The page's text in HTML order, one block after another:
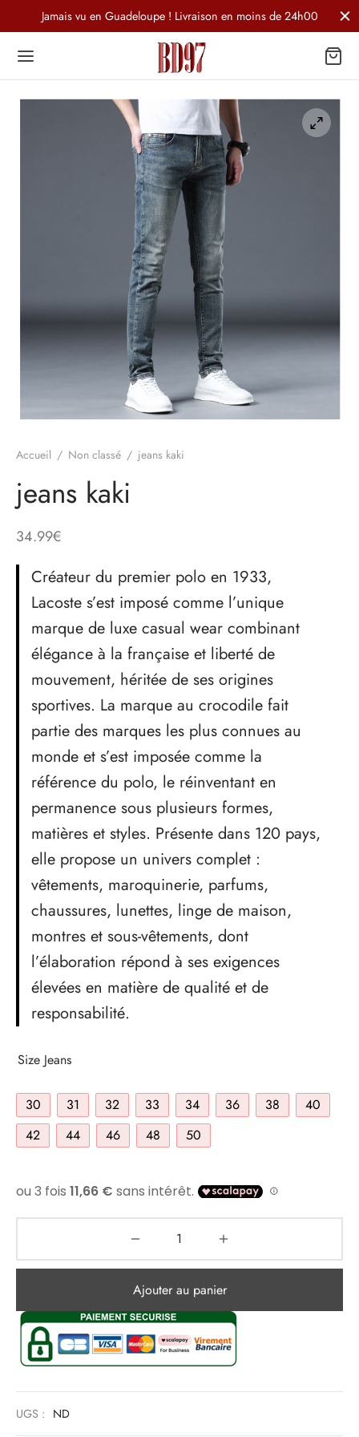
Jamais vu en Guadeloupe ! Livraison en moins de 24h00
Accueil / Non classé / jeans kaki
jeans kaki
34.99€
Créateur du premier polo en 1933,
Lacoste s’est imposé comme l’unique
marque de luxe casual wear combinant
élégance à la française et liberté de
mouvement, héritée de ses origines
sportives. La marque au crocodile fait
partie des marques les plus connues au
monde et s’est imposée comme la
référence du polo, le réinventant en
permanence sous plusieurs formes,
matières et styles. Présente dans 120 pays,
elle propose un univers complet :
vêtements, maroquinerie, parfums,
chaussures, lunettes, linge de maison,
montres et sous-vêtements, dont
l’élaboration répond à ses exigences
élevées en matière de qualité et de
responsabilité.
Size Jeans
30 31 32 33 34 36 38
40
42
44 46 48 50
Ajouter au panier
UGS : ND